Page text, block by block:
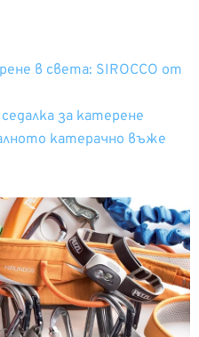
в света: SIROCCO от
за катерене
катерачно въже